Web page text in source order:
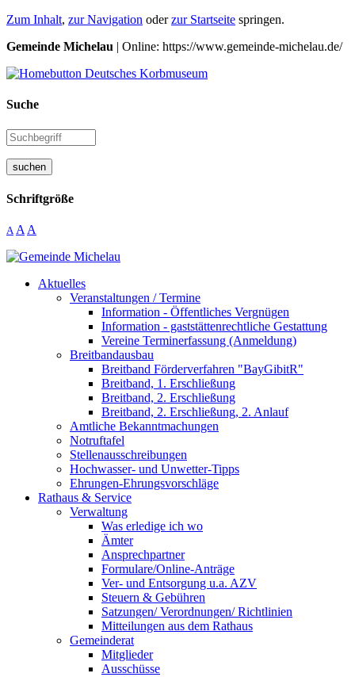
Zum Inhalt, zur Navigation oderzur Startseite springen.
Gemeinde Michelau | Online: https://www.gemeinde-michelau.de/
Suche
suchen
Schriftgröße
A A A
Aktuelles
Veranstaltungen / Termine
Information - Öffentliches Vergnügen
Information - gaststättenrechtliche Gestattung
Vereine Terminerfassung (Anmeldung)
Breitbandausbau
Breitband Förderverfahren "BayGibitR"
Breitband, 1. Erschließung
Breitband, 2. Erschließung
Breitband, 2. Erschließung, 2. Anlauf
Amtliche Bekanntmachungen
Notruftafel
Stellenausschreibungen
Hochwasser- und Unwetter-Tipps
Ehrungen-Ehrungsvorschläge
Rathaus & Service
Verwaltung
Was erledige ich wo
Ämter
Ansprechpartner
Formulare/Online-Anträge
Ver- und Entsorgung u.a. AZV
Steuern & Gebühren
Satzungen/ Verordnungen/ Richtlinien
Mitteilungen aus dem Rathaus
Gemeinderat
Mitglieder
Ausschüsse